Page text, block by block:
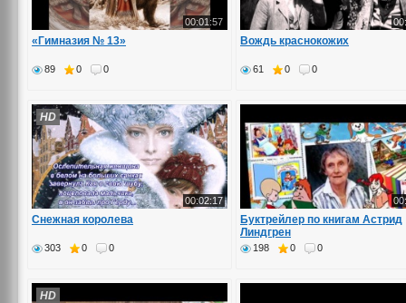
00:01:57
«Гимназия № 13»
89 0 0
Вождь краснокожих
61 0 0
00:02:17
HD
Снежная королева
303 0 0
Буктрейлер по книгам Астрид
Линдгрен
198 0 0
HD